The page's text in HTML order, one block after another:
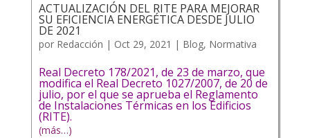
ACTUALIZACIÓN DEL RITE PARA MEJORAR
SU EFICIENCIA ENERGÉTICA DESDE JULIO
DE 2021
por Redacción | Oct 29, 2021 | Blog, Normativa
Real Decreto 178/2021, de 23 de marzo, que
modifica el Real Decreto 1027/2007, de 20 de
julio, por el que se aprueba el Reglamento
de Instalaciones Térmicas en los Edificios
(RITE).
(más…)